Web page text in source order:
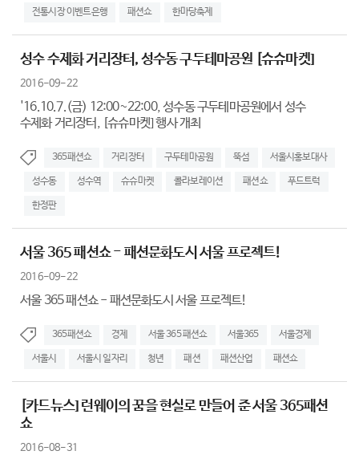
전통시장 이벤트은행 패션쇼 한마당축제
성수 수제화 거리장터, 성수동 구두테마공원 [슈슈마켓]
2016-09-22
'16.10.7.(금) 12:00~22:00, 성수동 구두테마공원에서 성수
수제화 거리장터, [슈슈마켓] 행사 개최
365패션쇼 거리장터 구두테마공원 뚝섬 서울시홍보대사
성수동 성수역 슈슈마켓 콜라보레이션 패션쇼 푸드트럭
한정판
서울 365 패션쇼 - 패션문화도시 서울 프로젝트!
2016-09-22
서울 365 패션쇼 - 패션문화도시 서울 프로젝트!
365패션쇼 경제 서울 365 패션쇼 서울365 서울경제
서울시 서울시 일자리 청년 패션 패션산업 패션쇼
[카드뉴스] 런웨이의 꿈을 현실로 만들어 준 서울 365패션
쇼
2016-08-31